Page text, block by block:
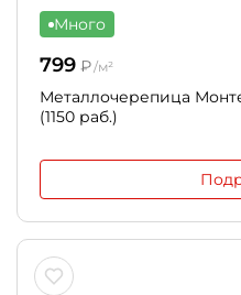
Много
799 ₽/м²
Металлочерепица
(1150 раб.)